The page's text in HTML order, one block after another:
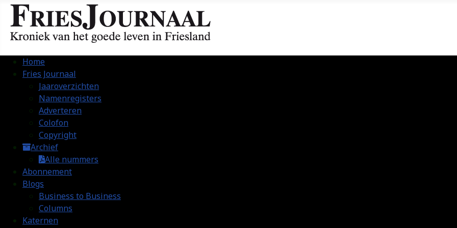
Home
Fries Journaal
Jaaroverzichten
Namenregisters
Adverteren
Colofon
Copyright
Archief
Alle nummers
Abonnement
Blogs
Business to Business
Columns
Katernen